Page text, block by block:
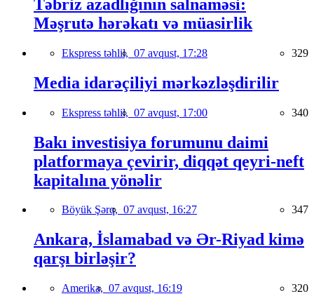
Təbriz azadlığının salnaməsi:
Məşrutə hərəkatı və müasirlik
Ekspress təhlil, 07 avqust, 17:28 329
Media idarəçiliyi mərkəzləşdirilir
Ekspress təhlil, 07 avqust, 17:00 340
Bakı investisiya forumunu daimi
platformaya çevirir, diqqət qeyri-neft
kapitalına yönəlir
Böyük Şərq, 07 avqust, 16:27 347
Ankara, İslamabad və Ər-Riyad kimə
qarşı birləşir?
Amerika, 07 avqust, 16:19 320